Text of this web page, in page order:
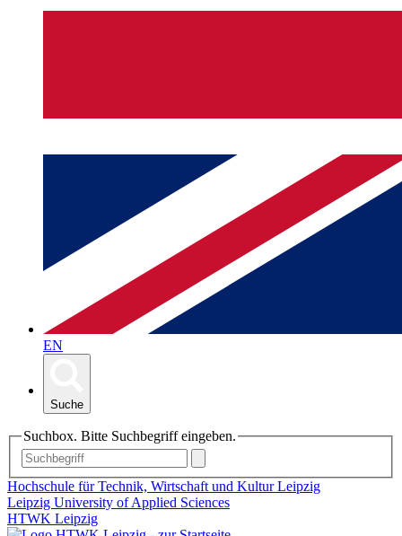
EN
Suche
Suchbox. Bitte Suchbegriff eingeben.
Hochschule für Technik, Wirtschaft und Kultur Leipzig
Leipzig University of Applied Sciences
HTWK Leipzig